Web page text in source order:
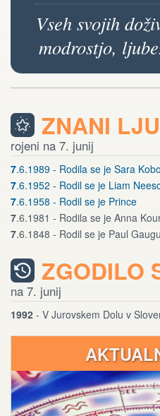
Vseh svojih
modrostjo,
ZNANI
rojeni na 7. junij
7.6.1989 - Rodila se je Sara
7.6.1952 - Rodil se je Liam
7.6.1958 - Rodil se je Prince
7.6.1981 - Rodila se je Anna
7.6.1848 - Rodil se je Paul
ZGODILO
na 7. junij
1992 - V Jurovskem Dolu v